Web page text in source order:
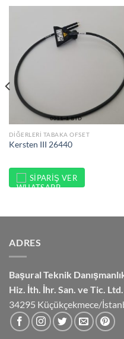
DIĞERLERI TABAKA OFSET
Kersten III 26440
SIPARIŞ VER
ADRES
Başural Teknik
Hiz. İth. İhr. San. ve Tic.
34295 Küçükçekmece/